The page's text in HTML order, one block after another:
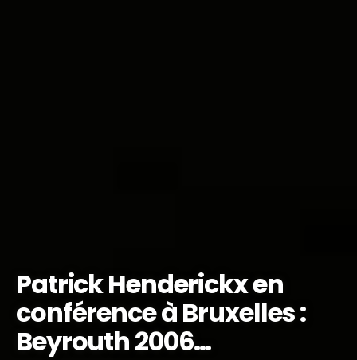
Patrick Henderickx en
conférence à Bruxelles :
Beyrouth 2006…